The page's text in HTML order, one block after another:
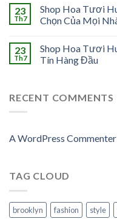
23
Th7
Shop Hoa Tươi
Chọn Của Mọi
23
Th7
Shop Hoa Tươi
Tín Hàng Đầu
RECENT COMMENTS
A WordPress Commenter
TAG CLOUD
brooklyn fashion style